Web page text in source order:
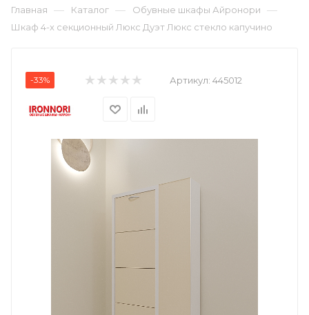
Главная — Каталог — Обувные шкафы Айронори —
Шкаф 4-х секционный Люкс Дуэт Люкс стекло капучино
-33% Артикул: 445012